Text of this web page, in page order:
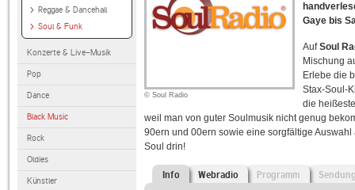
Reggae & Dancehall
Soul & Funk
Konzerte & Live-Musik
Pop
Dance
Black Music
Rock
Oldies
Künstler
© Soul Radio
Gaye bis
AufSoul
Mischung
Erlebe die
Stax-Soul-
die
weil man von guter Soulmusik nicht genug
90ern und 00ern sowie eine sorgfältige
Soul drin!
Info Webradio Programm